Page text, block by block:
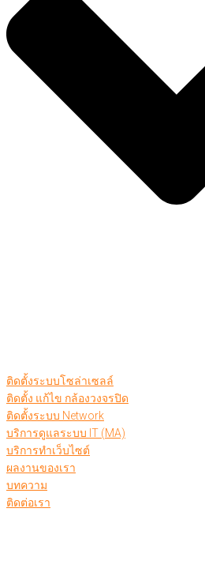
ติดตั้งระบบโซล่าเซลล์
ติดตั้ง แก้ไข กล้องวงจรปิด
ติดตั้งระบบ Network
บริการดูแลระบบ IT (MA)
บริการทำเว็บไซต์
ผลงานของเรา
บทความ
ติดต่อเรา